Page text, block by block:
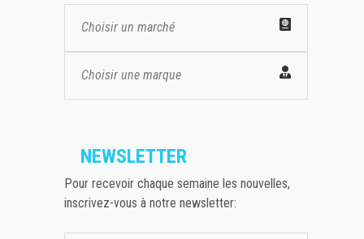
Choisir un marché
Choisir une marque
NEWSLETTER
Pour recevoir chaque semaine les nouvelles,
inscrivez-vous à notre newsletter: